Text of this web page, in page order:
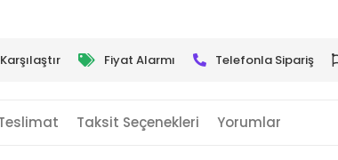
Karşılaştır Fiyat Alarmı Telefonla Sipariş
Taksit Seçenekleri Yorumlar